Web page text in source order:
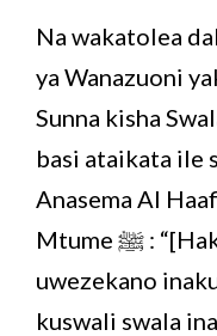
Na wakatolea
ya Wanazuoni
Sunna kisha
basi ataikata ile
Anasema Al
Mtume ﷺ : “[Hakuna swala] Kuna
uwezekano
kuswali swala